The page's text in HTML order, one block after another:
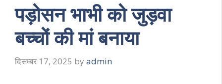
पड़ोसन भाभी को जुड़वा
बच्चों की मां बनाया
दिसम्बर 17, 2025 by admin